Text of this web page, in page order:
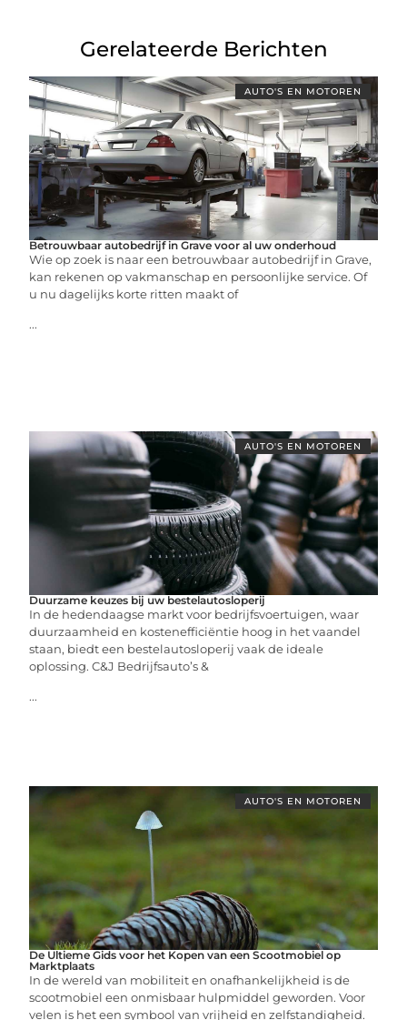
Gerelateerde Berichten
AUTO'S EN MOTOREN
Betrouwbaar autobedrijf in Grave voor al uw onderhoud
Wie op zoek is naar een betrouwbaar autobedrijf in Grave,
kan rekenen op vakmanschap en persoonlijke service. Of
u nu dagelijks korte ritten maakt of
...
AUTO'S EN MOTOREN
Duurzame keuzes bij uw bestelautosloperij
In de hedendaagse markt voor bedrijfsvoertuigen, waar
duurzaamheid en kostenefficiëntie hoog in het vaandel
staan, biedt een bestelautosloperij vaak de ideale
oplossing. C&J Bedrijfsauto’s &
...
AUTO'S EN MOTOREN
De Ultieme Gids voor het Kopen van een Scootmobiel op
Marktplaats
In de wereld van mobiliteit en onafhankelijkheid is de
scootmobiel een onmisbaar hulpmiddel geworden. Voor
velen is het een symbool van vrijheid en zelfstandigheid.